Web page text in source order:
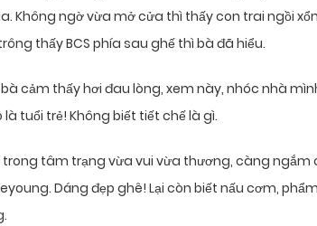
Không ngờ vừa mở cửa thì thấy con trai ngồi
thấy BCS phía sau ghế thì bà đã hiểu.
cảm thấy hơi đau lòng, xem này, nhóc nhà
là tuổi trẻ! Không biết tiết chế là gì.
trong tâm trạng vừa vui vừa thương, càng ngắm
Dáng đẹp ghê! Lại còn biết nấu cơm,